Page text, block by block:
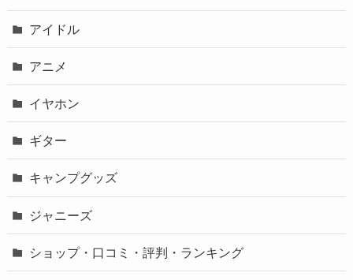
アイドル
アニメ
イヤホン
ギター
キャンプグッズ
ジャニーズ
ショップ・口コミ・評判・ランキング